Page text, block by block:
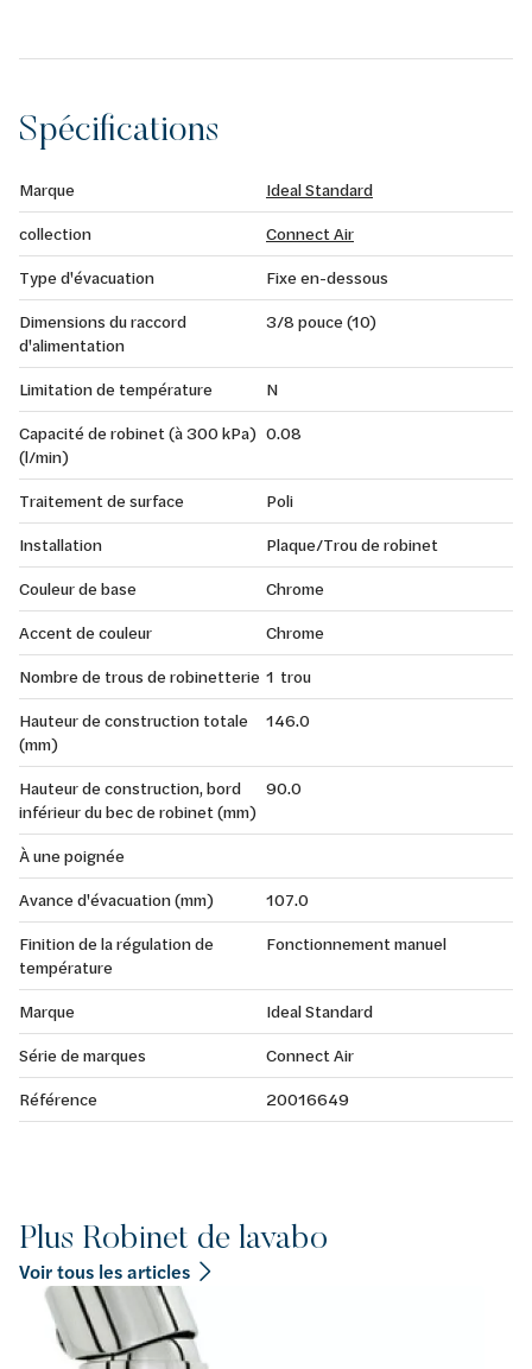
Spécifications
Marque
Ideal Standard
collection
Connect Air
Type d'évacuation
Fixe en-dessous
Dimensions du raccord
d'alimentation
3/8 pouce (10)
Limitation de température
N
Capacité de robinet (à 300 kPa)
(l/min)
0.08
Traitement de surface
Poli
Installation
Plaque/Trou de robinet
Couleur de base
Chrome
Accent de couleur
Chrome
Nombre de trous de robinetterie 1 trou
Hauteur de construction totale
(mm)
146.0
Hauteur de construction, bord
inférieur du bec de robinet (mm)
90.0
À une poignée
Avance d'évacuation (mm)
107.0
Finition de la régulation de
température
Fonctionnement manuel
Marque
Ideal Standard
Série de marques
Connect Air
Référence
20016649
Plus Robinet de lavabo
Voir tous les articles